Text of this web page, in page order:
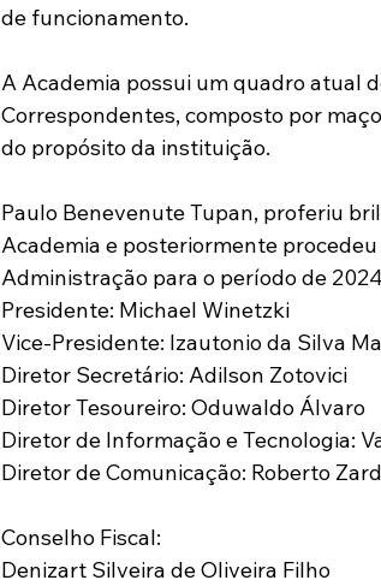
de funcionamento.
A Academia possui um quadro atual
Correspondentes, composto por
do propósito da instituição.
Paulo Benevenute Tupan, proferiu
Academia e posteriormente
Administração para o período de
Presidente: Michael Winetzki
Vice-Presidente: Izautonio da Silva
Diretor Secretário: Adilson Zotovici
Diretor Tesoureiro: Oduwaldo Álvaro
Diretor de Informação e Tecnologia:
Diretor de Comunicação: Roberto
Conselho Fiscal:
Denizart Silveira de Oliveira Filho